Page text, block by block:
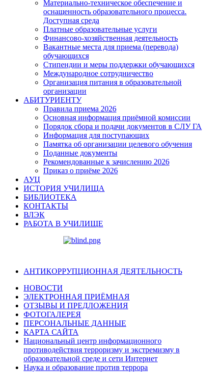
Материально-техническое обеспечение и
оснащенность образовательного процесса.
Доступная среда
Платные образовательные услуги
Финансово-хозяйственная деятельность
Вакантные места для приема (перевода)
обучающихся
Стипендии и меры поддержки обучающихся
Международное сотрудничество
Организация питания в образовательной
организации
АБИТУРИЕНТУ
Правила приема 2026
Основная информация приёмной комиссии
Порядок сбора и подачи документов в СЛУ ГА
Информация для поступающих
Памятка об организации целевого обучения
Поданные документы
Рекомендованные к зачислению 2026
Приказ о приёме 2026
АУЦ
ИСТОРИЯ УЧИЛИЩА
БИБЛИОТЕКА
КОНТАКТЫ
ВЛЭК
РАБОТА В УЧИЛИЩЕ
АНТИКОРРУПЦИОННАЯ ДЕЯТЕЛЬНОСТЬ
НОВОСТИ
ЭЛЕКТРОННАЯ ПРИЁМНАЯ
ОТЗЫВЫ И ПРЕДЛОЖЕНИЯ
ФОТОГАЛЕРЕЯ
ПЕРСОНАЛЬНЫЕ ДАННЫЕ
КАРТА САЙТА
Национальный центр информационного
противодействия терроризму и экстремизму в
образовательной среде и сети Интернет
Наука и образование против террора